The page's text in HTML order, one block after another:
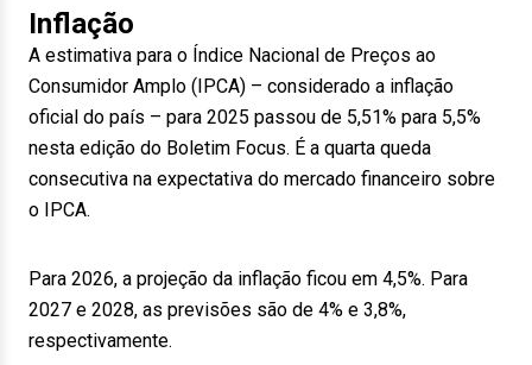
Inflação
A estimativa para o Índice Nacional de Preços ao
Consumidor Amplo (IPCA) – considerado a inflação
oficial do país – para 2025 passou de 5,51% para 5,5%
nesta edição do Boletim Focus. É a quarta queda
consecutiva na expectativa do mercado financeiro sobre
o IPCA.
Para 2026, a projeção da inflação ficou em 4,5%. Para
2027 e 2028, as previsões são de 4% e 3,8%,
respectivamente.